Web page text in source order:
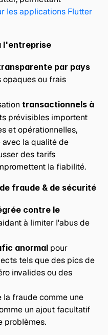
l'entreprise
par pays
opaques ou frais
transactionnels à
prévisibles importent
et opérationnelles,
la qualité de
des tarifs
la fiabilité.
fraude & de sécurité
contre le
à limiter l'abus de
anormal pour
tels que des pics de
invalides ou des
la fraude comme une
un ajout facultatif
problèmes.